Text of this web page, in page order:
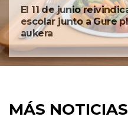
El 11 de junio
escolar junto a Gure
aukera
MÁS NOTICIAS